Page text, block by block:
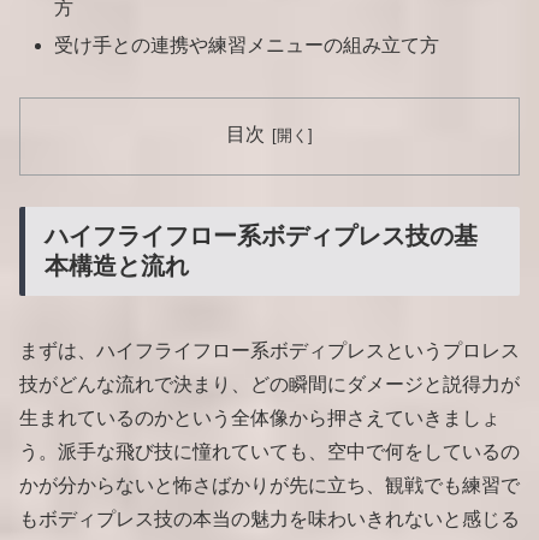
方
受け手との連携や練習メニューの組み立て方
目次
ハイフライフロー系ボディプレス技の基
本構造と流れ
まずは、ハイフライフロー系ボディプレスというプロレス
技がどんな流れで決まり、どの瞬間にダメージと説得力が
生まれているのかという全体像から押さえていきましょ
う。派手な飛び技に憧れていても、空中で何をしているの
かが分からないと怖さばかりが先に立ち、観戦でも練習で
もボディプレス技の本当の魅力を味わいきれないと感じる